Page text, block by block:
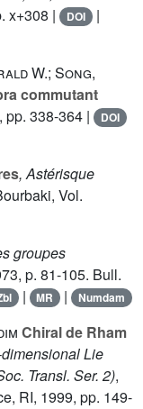
x+308 |
DOI |
W.; Song,
commutant
pp. 338-364 | DOI
, Astérisque
Vol.
groupes
p. 81-105. Bull.
| MR | Numdam
Chiral de Rham
Lie
Transl. Ser. 2),
RI, 1999, pp. 149-